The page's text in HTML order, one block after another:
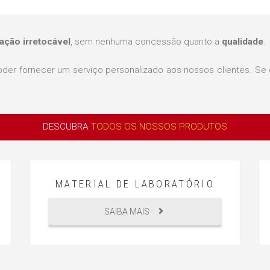
irretocável, sem nenhuma concessão quanto a qualidade.
fornecer um serviço personalizado aos nossos clientes.
DESCUBRA TODOS OS NOSSOS PRODUTOS
MATERIAL DE LABORATÓRIO
SAIBA MAIS